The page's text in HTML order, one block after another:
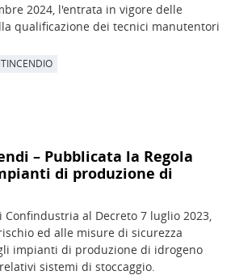
2024, l'entrata in vigore delle
qualificazione dei tecnici manutentori
– Pubblicata la Regola
di produzione di
al Decreto 7 luglio 2023,
ed alle misure di sicurezza
impianti di produzione di idrogeno
sistemi di stoccaggio.